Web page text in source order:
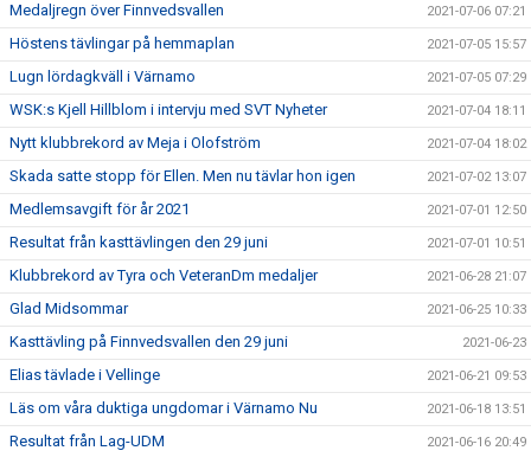
Medaljregn över Finnvedsvallen 2021-07-06 07:21
Höstens tävlingar på hemmaplan 2021-07-05 15:57
Lugn lördagkväll i Värnamo 2021-07-05 07:29
WSK:s Kjell Hillblom i intervju med SVT Nyheter 2021-07-04 18:11
Nytt klubbrekord av Meja i Olofström 2021-07-04 18:02
Skada satte stopp för Ellen. Men nu tävlar hon igen 2021-07-02 13:07
Medlemsavgift för år 2021 2021-07-01 12:50
Resultat från kasttävlingen den 29 juni 2021-07-01 10:51
Klubbrekord av Tyra och VeteranDm medaljer 2021-06-28 21:07
Glad Midsommar 2021-06-25 10:33
Kasttävling på Finnvedsvallen den 29 juni 2021-06-23
Elias tävlade i Vellinge 2021-06-21 09:53
Läs om våra duktiga ungdomar i Värnamo Nu 2021-06-18 13:51
Resultat från Lag-UDM 2021-06-16 20:49